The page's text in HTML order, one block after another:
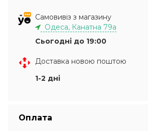
Самовивіз з магазину
Одеса, Канатна 79а
Сьогодні до 19:00
Доставка новою поштою
1-2 дні
Оплата